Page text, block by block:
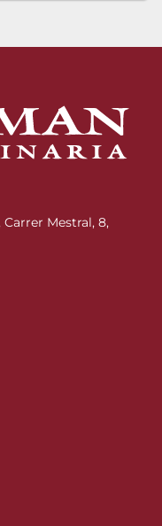
Mestral, 8,